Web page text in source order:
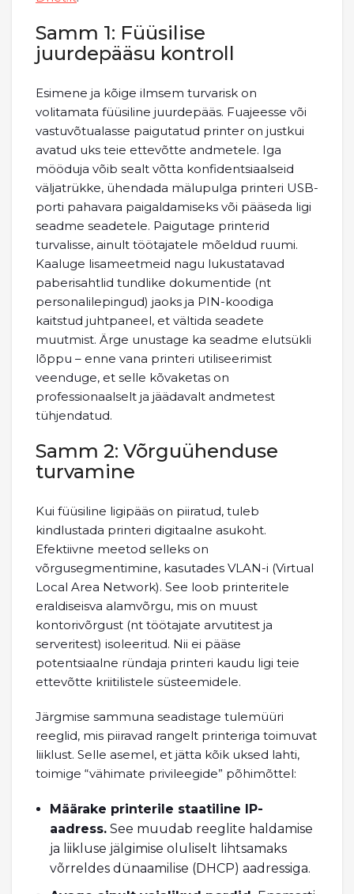
Samm 1: Füüsilise
juurdepääsu kontroll
Esimene ja kõige ilmsem turvarisk on
volitamata füüsiline juurdepääs. Fuajeesse või
vastuvõtualasse paigutatud printer on justkui
avatud uks teie ettevõtte andmetele. Iga
mööduja võib sealt võtta konfidentsiaalseid
väljatrükke, ühendada mälupulga printeri USB-
porti pahavara paigaldamiseks või pääseda ligi
seadme seadetele. Paigutage printerid
turvalisse, ainult töötajatele mõeldud ruumi.
Kaaluge lisameetmeid nagu lukustatavad
paberisahtlid tundlike dokumentide (nt
personalilepingud) jaoks ja PIN-koodiga
kaitstud juhtpaneel, et vältida seadete
muutmist. Ärge unustage ka seadme elutsükli
lõppu – enne vana printeri utiliseerimist
veenduge, et selle kõvaketas on
professionaalselt ja jäädavalt andmetest
tühjendatud.
Samm 2: Võrguühenduse
turvamine
Kui füüsiline ligipääs on piiratud, tuleb
kindlustada printeri digitaalne asukoht.
Efektiivne meetod selleks on
võrgusegmentimine, kasutades VLAN-i (Virtual
Local Area Network). See loob printeritele
eraldiseisva alamvõrgu, mis on muust
kontorivõrgust (nt töötajate arvutitest ja
serveritest) isoleeritud. Nii ei pääse
potentsiaalne ründaja printeri kaudu ligi teie
ettevõtte kriitilistele süsteemidele.
Järgmise sammuna seadistage tulemüüri
reeglid, mis piiravad rangelt printeriga toimuvat
liiklust. Selle asemel, et jätta kõik uksed lahti,
toimige “vähimate privileegide” põhimõttel:
Määrake printerile staatiline IP-
aadress. See muudab reeglite haldamise
ja liikluse jälgimise oluliselt lihtsamaks
võrreldes dünaamilise (DHCP) aadressiga.